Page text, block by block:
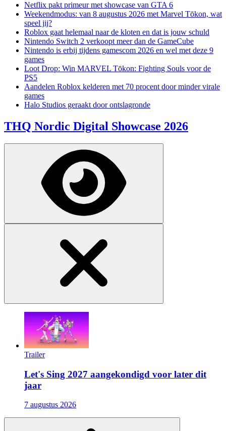
Netflix pakt primeur met showcase van GTA 6
Weekendmodus: van 8 augustus 2026 met Marvel Tōkon, wat
speel jij?
Roblox gaat helemaal naar de kloten en dat is jouw schuld
Nintendo Switch 2 verkoopt meer dan de GameCube
Nintendo is erbij tijdens gamescom 2026 en wel met deze 9
games
Loot Drop: Win MARVEL Tōkon: Fighting Souls voor de
PS5
Aandelen Roblox kelderen met 70 procent door minder virale
games
Halo Studios geraakt door ontslagronde
THQ Nordic Digital Showcase 2026
Trailer
Let's Sing 2027 aangekondigd voor later dit
jaar
7 augustus 2026